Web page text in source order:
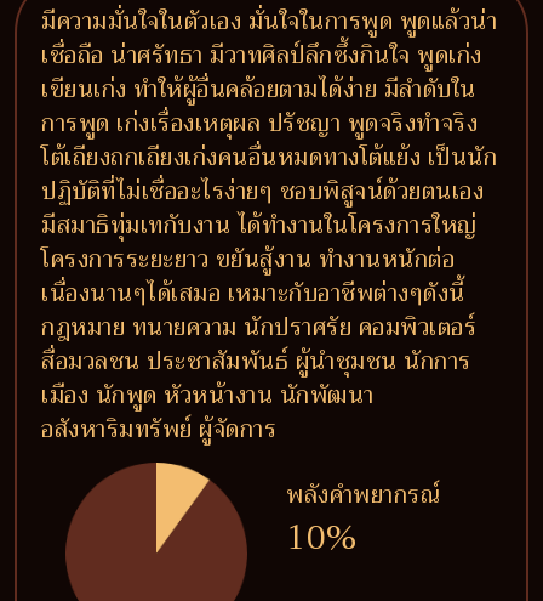
มีความมั่นใจในตัวเอง มั่นใจในการพูด พูดแล้วน่า
เชื่อถือ น่าศรัทธา มีวาทศิลป์ลึกซึ้งกินใจ พูดเก่ง
เขียนเก่ง ทำให้ผู้อื่นคล้อยตามได้ง่าย มีลำดับใน
การพูด เก่งเรื่องเหตุผล ปรัชญา พูดจริงทำจริง
โต้เถียงถกเถียงเก่งคนอื่นหมดทางโต้แย้ง เป็นนัก
ปฏิบัติที่ไม่เชื่ออะไรง่ายๆ ชอบพิสูจน์ด้วยตนเอง
มีสมาธิทุ่มเทกับงาน ได้ทำงานในโครงการใหญ่
โครงการระยะยาว ขยันสู้งาน ทำงานหนักต่อ
เนื่องนานๆได้เสมอ เหมาะกับอาชีพต่างๆดังนี้
กฎหมาย ทนายความ นักปราศรัย คอมพิวเตอร์
สื่อมวลชน ประชาสัมพันธ์ ผู้นำชุมชน นักการ
เมือง นักพูด หัวหน้างาน นักพัฒนา
อสังหาริมทรัพย์ ผู้จัดการ
พลังคำพยากรณ์
10%